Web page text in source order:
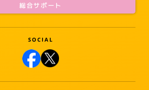
総合サポート